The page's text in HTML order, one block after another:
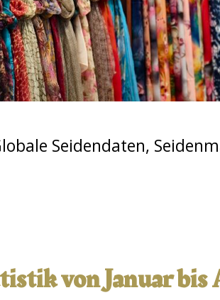
Seidendaten,
von Januar